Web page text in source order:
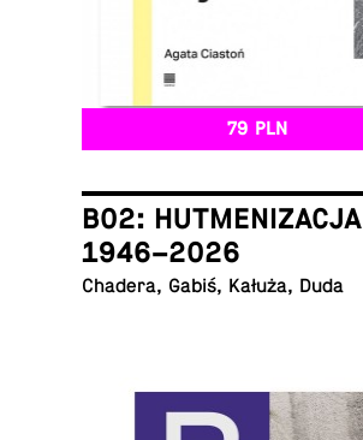
79 PLN
B02: HUTMENIZACJA
1946–2026
Chadera, Gabiś, Kałuża, Duda